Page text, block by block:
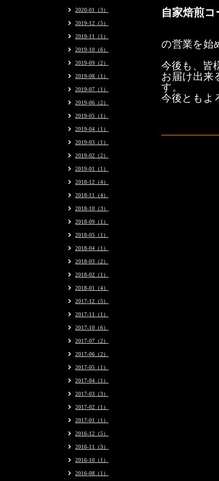
自家焙煎
の営業を始
今後も、皆
お届け出来
す。
今後ともよ
2020-01（3）
2019-12（5）
2019-11（1）
2019-10（6）
2019-09（2）
2019-08（1）
2019-07（1）
2019-06（2）
2019-05（1）
2019-04（1）
2019-03（1）
2019-02（2）
2019-01（1）
2018-12（4）
2018-11（4）
2018-10（3）
2018-09（1）
2018-05（1）
2018-04（1）
2018-03（2）
2018-02（1）
2018-01（4）
2017-12（5）
2017-11（1）
2017-10（6）
2017-07（2）
2017-06（2）
2017-05（1）
2017-04（1）
2017-03（3）
2017-02（1）
2017-01（1）
2016-12（5）
2016-11（3）
2016-10（1）
2016-08（1）